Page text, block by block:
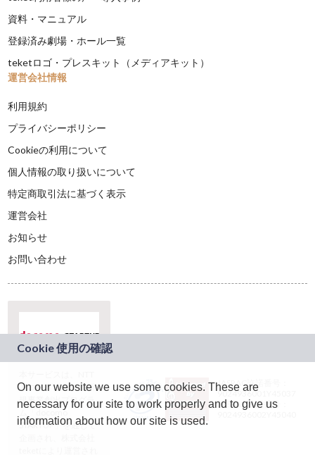
資料・マニュアル
登録済み劇場・ホール一覧
teketロゴ・プレスキット（メディアキット）
運営会社情報
利用規約
プライバシーポリシー
Cookieの利用について
個人情報の取り扱いについて
特定商取引法に基づく表示
運営会社
お知らせ
お問い合わせ
ドコモグループの新
規事業創出プログラ
ム「docomo
STARTUP」を通じて
JASRAC許諾番号：
9024936001Y45037
JASRAC許諾番号：
On our website we use some cookies. These are
necessary for our site to work properly and to give us
information about how our site is used.